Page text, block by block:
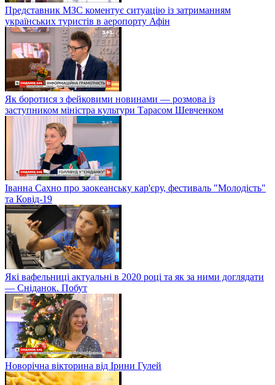
Представник МЗС коментує ситуацію із затриманням
українських туристів в аеропорту Афін
Як боротися з фейковими новинами — розмова із
заступником міністра культури Тарасом Шевченком
Іванна Сахно про заокеанську кар'єру, фестиваль "Молодість"
та Ковід-19
Які вафельниці актуальні в 2020 році та як за ними доглядати
— Сніданок. Побут
Новорічна вікторина від Ірини Гулей